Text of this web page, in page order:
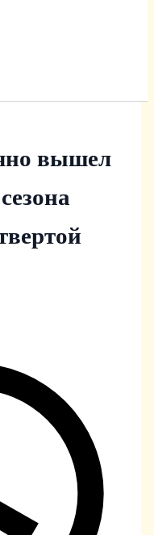
вышел